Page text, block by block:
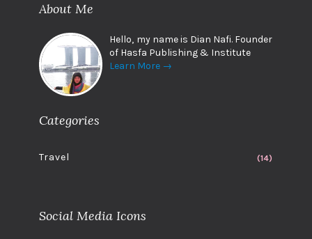
About Me
Hello, my name is Dian Nafi. Founder
of Hasfa Publishing & Institute
Learn More →
Categories
Travel (14)
Social Media Icons